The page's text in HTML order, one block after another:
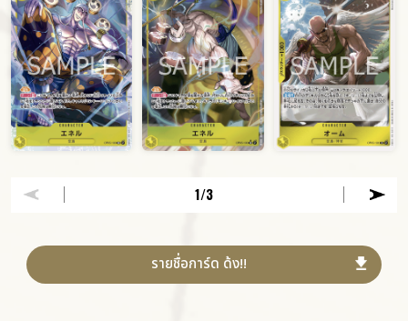
1/3
รายชื่อการ์ด ด้ง!!